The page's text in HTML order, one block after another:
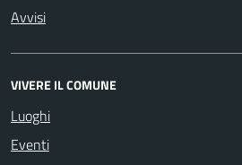
Avvisi
VIVERE IL COMUNE
Luoghi
Eventi